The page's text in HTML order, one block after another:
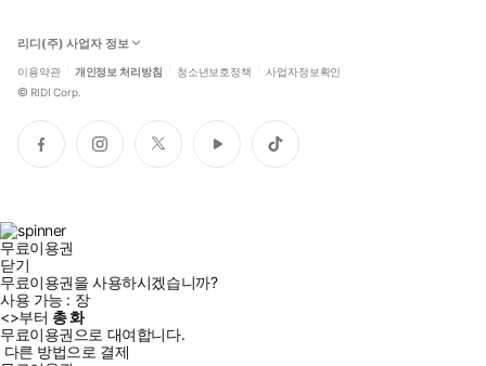
리디(주) 사업자 정보
이용약관 개인정보 처리방침 청소년보호정책 사업자정보확인
© RIDI Corp.
페
이
인
스
트
위
유
튜
틱
톡
무료이용권
닫기
무료이용권을 사용하시겠습니까?
사용 가능 : 장
<>부터 총화
무료이용권으로 대여합니다.
다른 방법으로 결제